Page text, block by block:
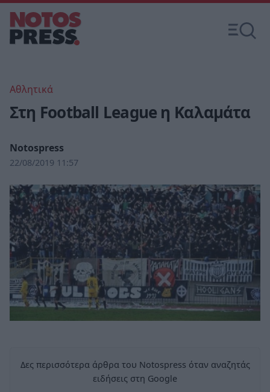
Αθλητικά
Στη Football League η Καλαμάτα
Notospress
22/08/2019 11:57
Δες περισσότερα άρθρα του Notospress όταν αναζητάς
ειδήσεις στη Google